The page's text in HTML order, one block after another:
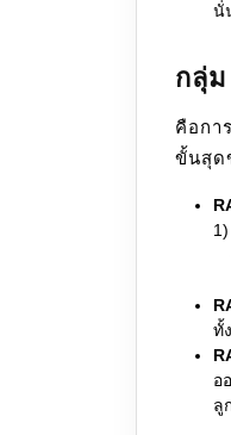
นั่
กลุ่
คือกา
ขั้นสุด
ทั้
อ
ลู